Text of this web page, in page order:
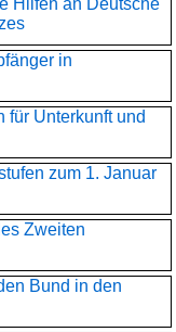
Hilfen an Deutsche
in
für Unterkunft und
zum 1. Januar
Zweiten
Bund in den